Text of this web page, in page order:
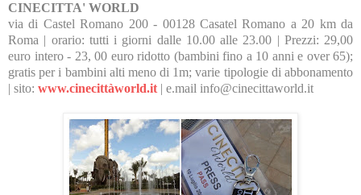
CINECITTA' WORLD
via di Castel Romano 200 - 00128 Casatel Romano a 20 km da
Roma | orario: tutti i giorni dalle 10.00 alle 23.00 | Prezzi: 29,00
euro intero - 23, 00 euro ridotto (bambini fino a 10 anni e over 65);
gratis per i bambini alti meno di 1m; varie tipologie di abbonamento
| sito: www.cinecittàworld.it | e.mail info@cinecittaworld.it